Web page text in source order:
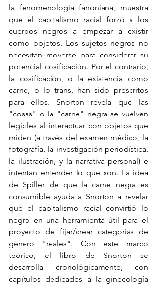
la fenomenología fanoniana, muestra
que el capitalismo racial forzó a los
cuerpos negros a empezar a existir
como objetos. Los sujetos negros no
necesitan moverse para considerar su
potencial cosificación. Por el contrario,
la cosificación, o la existencia como
carne, o lo trans, han sido prescritos
para ellos. Snorton revela que las
"cosas" o la "carne" negra se vuelven
legibles al interactuar con objetos que
miden (a través del examen médico, la
fotografía, la investigación periodística,
la ilustración, y la narrativa personal) e
intentan entender lo que son. La idea
de Spiller de que la carne negra es
consumible ayuda a Snorton a revelar
que el capitalismo racial convirtió lo
negro en una herramienta útil para el
proyecto de fijar/crear categorías de
género "reales". Con este marco
teórico, el libro de Snorton se
desarrolla cronológicamente, con
capítulos dedicados a la ginecología